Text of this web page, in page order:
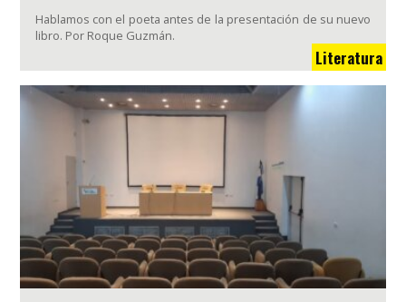
Hablamos con el poeta antes de la presentación de su nuevo
libro. Por Roque Guzmán.
Literatura